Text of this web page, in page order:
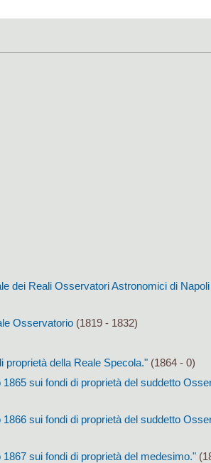
dei Reali Osservatori Astronomici di
Osservatorio(1819 - 1832)
proprietà della Reale Specola." (1864 - 0)
sui fondi di proprietà del suddetto
sui fondi di proprietà del suddetto
sui fondi di proprietà del medesimo."